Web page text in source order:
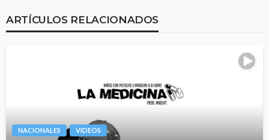
ARTÍCULOS RELACIONADOS
NACIONALES VIDEOS